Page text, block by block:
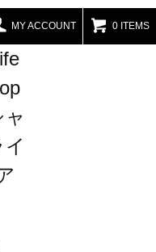
0 ITEMS
MY ACCOUNT